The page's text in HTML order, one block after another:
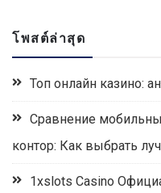
โพสต์ล่าสุด
Топ онлайн казино:
Сравнение
контор: Как выбрать
1xslots Casino